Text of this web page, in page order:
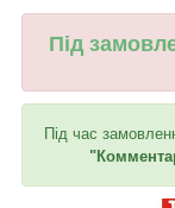
Під
Під час